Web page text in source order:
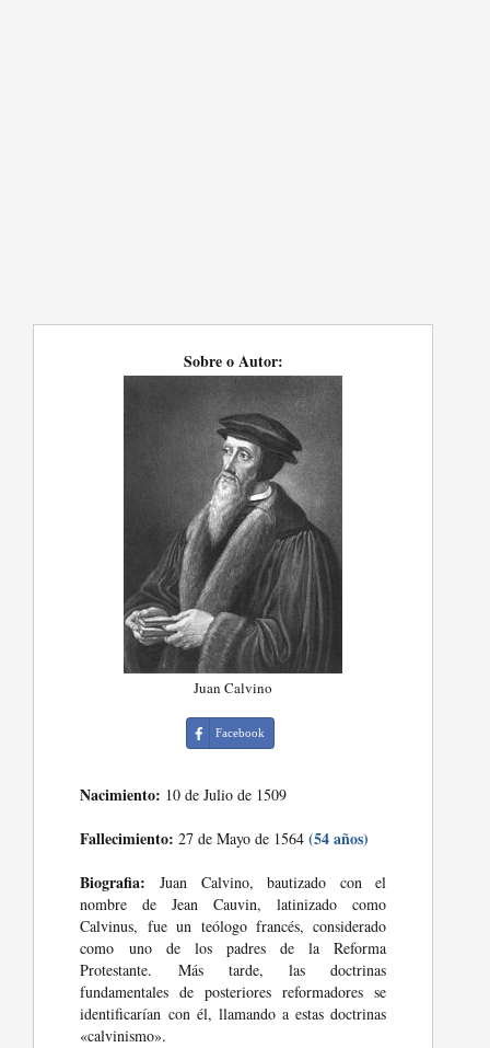
Sobre o Autor:
Juan Calvino
Facebook
Nacimiento: 10 de Julio de 1509
Fallecimiento: 27 de Mayo de 1564(54 años)
Biografia: Juan Calvino, bautizado con el
nombre de Jean Cauvin, latinizado como
Calvinus, fue un teólogo francés, considerado
como uno de los padres de la Reforma
Protestante. Más tarde, las doctrinas
fundamentales de posteriores reformadores se
identificarían con él, llamando a estas doctrinas
«calvinismo».